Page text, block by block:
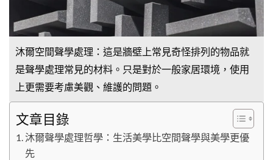
沐爾空間聲學處理：這是牆壁上常見奇怪排列的物品就
是聲學處理常見的材料。只是對於一般家居環境，使用
上更需要考慮美觀、維護的問題。
文章目錄
沐爾聲學處理哲學：生活美學比空間聲學與美學更優
先